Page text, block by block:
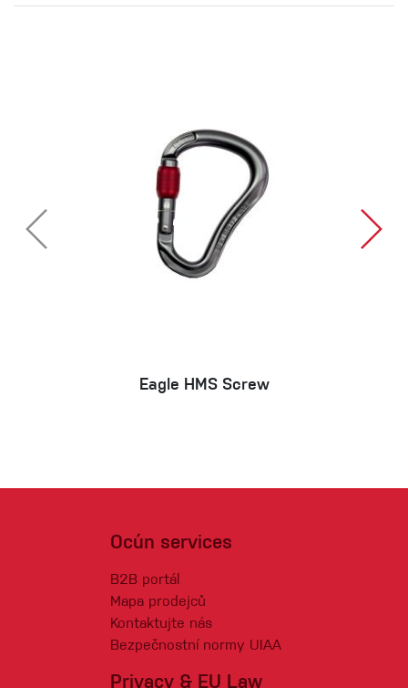
Eagle HMS Screw
Ocún services
B2B portál
Mapa prodejců
Kontaktujte nás
Bezpečnostní normy UIAA
Privacy & EU Law